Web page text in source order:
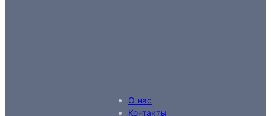
О нас
Контакты